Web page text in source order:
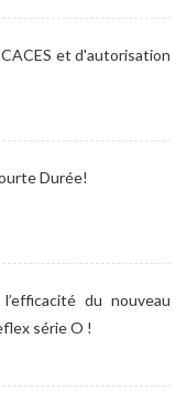
et d'autorisation
Durée!
du nouveau
série O !